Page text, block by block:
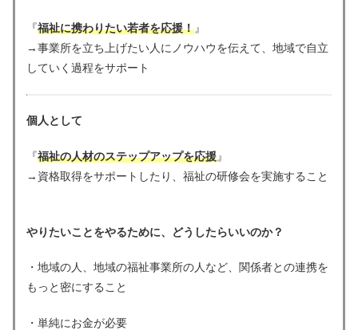
『福祉に携わりたい若者を応援！』
→事業所を立ち上げたい人にノウハウを伝えて、地域で自立
していく過程をサポート
個人として
『福祉の人材のステップアップを応援』
→資格取得をサポートしたり、福祉の研修会を実施すること
やりたいことをやるために、どうしたらいいのか？
・地域の人、地域の福祉事業所の人など、関係者との連携を
もっと密にすること
・単純にお金が必要